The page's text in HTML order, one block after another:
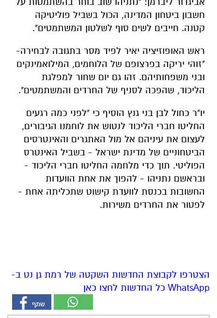
חשבון ביטחון המדינה, הכול בשביל פוליטיקה
קטנה. ‏חייבים לשים סוף לשלטון המשתמטים".
ראש האופוזיציה יאיר לפיד מסר בתגובה לבחירה-
"זוהי יריקה בפרצופם של הלוחמים, המילואמינקים
ובני משפחותיהם. זהו גם יום שחור למפלגת
הליכוד, שהפכה לסניף של החרדים והמשתמטים".
יו"ר כחול לבן בני גנץ הוסיף כי "לפני כמה רגעים
החליטו חברי הליכוד לנטוש את לוחמנו הגיבורים,
לעצום את עיניהם אל מול האתגרים והאינטרסים
הביטחוניים של מדינת ישראל - בשביל האינטרס
הפוליטי. תוך כדי מלחמה החליטו חברי הליכוד -
ובראשם נתניהו - להפוך את אחת הוועדות
החשובות בכנסת לוועדת קישוט שתכליתה אחת -
לפטור את החרדים משירות.
הצטרפו לקבוצת החדשות השקטה של רמת גן נט ב-
WhatsApp כל החדשות לחצו כאן